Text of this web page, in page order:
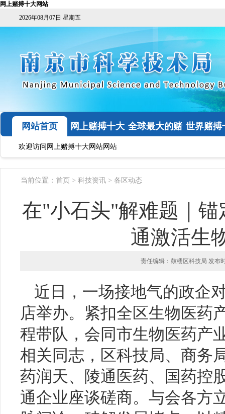
网上赌搏十大网站
2026年08月07日 星期五
网站首页
网上赌搏十大
网站
全球最大的赌 世界赌搏
欢迎访问网上赌搏十大网站网站
当前位置： 首页 > 科技资讯 > 各区动态
在"小石头"解难题｜
通激活生
责任编辑：鼓楼区科技局 发布
近日，一场接地气的政企
店举办。紧扣全区生物医药
程带队，会同市生物医药产
相关同志，区科技局、商务
药润天、陵通医药、国药控
通企业座谈磋商。与会各方